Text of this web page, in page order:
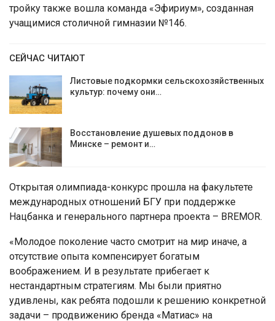
тройку также вошла команда «Эфириум», созданная
учащимися столичной гимназии №146.
СЕЙЧАС ЧИТАЮТ
Листовые подкормки сельскохозяйственных
культур: почему они…
Восстановление душевых поддонов в
Минске – ремонт и…
Открытая олимпиада-конкурс прошла на факультете
международных отношений БГУ при поддержке
Нацбанка и генерального партнера проекта – BREMOR.
«Молодое поколение часто смотрит на мир иначе, а
отсутствие опыта компенсирует богатым
воображением. И в результате прибегает к
нестандартным стратегиям. Мы были приятно
удивлены, как ребята подошли к решению конкретной
задачи – продвижению бренда «Матиас» на